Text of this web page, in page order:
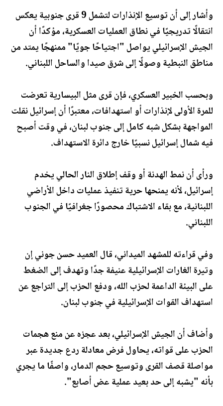
وأشار إلى أن توسيع الإنذارات لتشمل 9 قرى جنوبية يعكس
انتقالًا تدريجيًا في نطاق العمليات العسكرية، مؤكدًا أن
الجيش الإسرائيلي يواصل "اجتياحًا جويًا" ممنهجًا يمتد من
مناطق النبطية وصولًا إلى شرق صيدا والساحل اللبناني.
وبحسب الخبير العسكري، فإن قرى مثل البيسارية تعرضت
للمرة الأولى لإنذارات أو استهدافات، معتبرًا أن إسرائيل نقلت
المواجهة بشكل شبه كامل إلى جنوب لبنان، في وقت أصبح
فيه شمال إسرائيل نسبيًا خارج دائرة الاستهداف.
ورأى أن نمط الهدنة أو وقف إطلاق النار الحالي يخدم
إسرائيل، لأنه يمنحها حرية تنفيذ عمليات داخل الأراضي
اللبنانية، مع بقاء الاشتباك محصورًا جغرافيًا في الجنوب
اللبناني.
وفي قراءته للمشهد الميداني، قال العميد حسن جوني إن
وتيرة الغارات الإسرائيلية عنيفة جدًا وتهدف إلى الضغط
على البيئة الداعمة لحزب الله، ودفع الحزب إلى التراجع عن
استهداف القوات الإسرائيلية في جنوب لبنان.
وأضاف أن الجيش الإسرائيلي، بعد عجزه عن منع هجمات
الحزب على قواته، يحاول فرض معادلة ردع جديدة عبر
مواصلة قصف القرى وتوسيع حجم الدمار، واصفًا ما يجري
بأنه "يشبه إلى حد بعيد عملية عض أصابع".